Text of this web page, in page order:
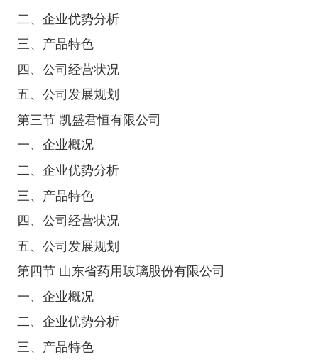
二、企业优势分析
三、产品特色
四、公司经营状况
五、公司发展规划
第三节 凯盛君恒有限公司
一、企业概况
二、企业优势分析
三、产品特色
四、公司经营状况
五、公司发展规划
第四节 山东省药用玻璃股份有限公司
一、企业概况
二、企业优势分析
三、产品特色